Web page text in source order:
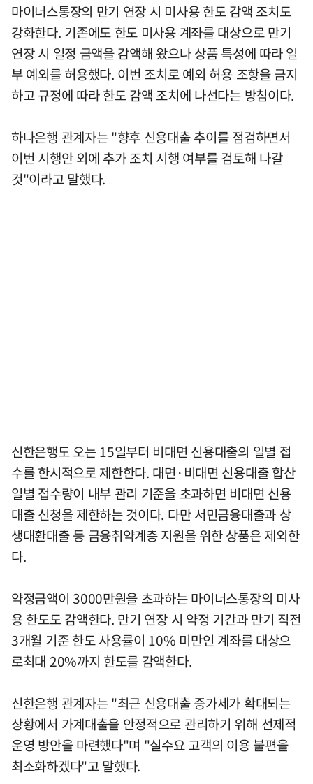
마이너스통장의 만기 연장 시 미사용 한도 감액 조치도
강화한다. 기존에도 한도 미사용 계좌를 대상으로 만기
연장 시 일정 금액을 감액해 왔으나 상품 특성에 따라 일
부 예외를 허용했다. 이번 조치로 예외 허용 조항을 금지
하고 규정에 따라 한도 감액 조치에 나선다는 방침이다.
하나은행 관계자는 "향후 신용대출 추이를 점검하면서
이번 시행안 외에 추가 조치 시행 여부를 검토해 나갈
것"이라고 말했다.
신한은행도 오는 15일부터 비대면 신용대출의 일별 접
수를 한시적으로 제한한다. 대면·비대면 신용대출 합산
일별 접수량이 내부 관리 기준을 초과하면 비대면 신용
대출 신청을 제한하는 것이다. 다만 서민금융대출과 상
생대환대출 등 금융취약계층 지원을 위한 상품은 제외한
다.
약정금액이 3000만원을 초과하는 마이너스통장의 미사
용 한도도 감액한다. 만기 연장 시 약정 기간과 만기 직전
3개월 기준 한도 사용률이 10% 미만인 계좌를 대상으
로최대 20%까지 한도를 감액한다.
신한은행 관계자는 "최근 신용대출 증가세가 확대되는
상황에서 가계대출을 안정적으로 관리하기 위해 선제적
운영 방안을 마련했다"며 "실수요 고객의 이용 불편을
최소화하겠다"고 말했다.